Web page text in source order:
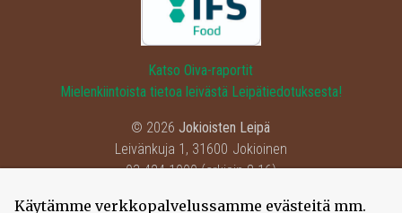
Katso Oiva-raportit
Mielenkiintoista tietoa leivästä Leipätiedotuksesta!
© 2026Jokioisten Leipä
Leivänkuja 1 , 31600 Jokioinen
03-424 1000(arkisin 8-16)
Käytämme verkkopalvelussamme evästeitä mm.